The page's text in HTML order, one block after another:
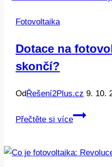
Fotovoltaika
Dotace na
skončí?
OdŘešení2Plus.cz 9. 10.
Přečtěte si více
Dotace
Kdy